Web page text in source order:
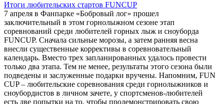
Итоги любительских стартов FUNCUP
7 апреля в Фанпарке «Бобровый лог» прошел
заключительный в этом горнолыжном сезоне этап
соревнований среди любителей горных лыж и сноуборда
FUNCUP. Сначала сильные морозы, а затем ранняя весна
внесли существенные коррективы в соревновательный
календарь. Вместо трех запланированных удалось провести
только два этапа. Тем не менее, результаты этого сезона были
подведены и заслуженные подарки вручены. Напомним, FUN
CUP – любительские соревнования среди горнолыжников и
сноубордистов в личном зачете, у спортсменов-любителей
есть две попытки на то, чтобы продемонстрировать свою